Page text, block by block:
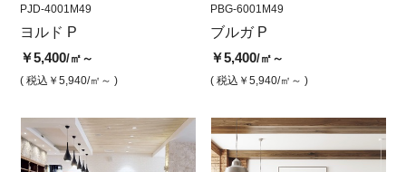
PJD-4001M49
ヨルド P
￥5,400/㎡～
( 税込￥5,940/㎡～ )
PJD-4001M49
ヨルドP アイス
￥5,400/㎡
( 税込￥5,940/㎡ )
PBG-6002M49
ブルガP グレージュ
￥5,400 /㎡
( 税込￥5,940 /㎡ )
PBG-6001M49
ブルガ P
￥5,400/㎡～
( 税込￥5,940/㎡～ )